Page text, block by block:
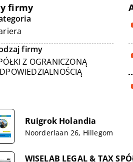
firmy
firmy
Z OGRANICZONĄ
Ruigrok Holandia
Noorderlaan 26, Hillegom
WISELAB LEGAL & TAX